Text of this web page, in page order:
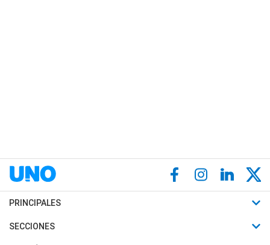
PRINCIPALES
Últimas Noticias
SECCIONES